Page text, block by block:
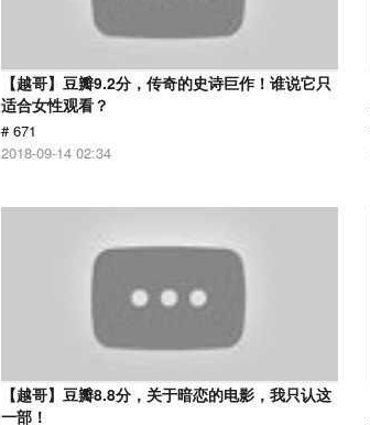
【越哥】豆瓣9.2分，传奇的史诗巨作！谁说它只
适合女性观看？
# 671
2018-09-14 02:34
【越哥】豆瓣8.8分，关于暗恋的电影，我只认这
一部！